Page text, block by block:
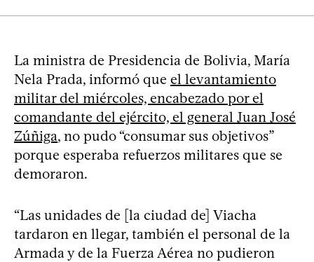
La ministra de Presidencia de Bolivia, María
Nela Prada, informó que el levantamiento
militar del miércoles, encabezado por el
comandante del ejército, el general Juan José
Zúñiga, no pudo “consumar sus objetivos”
porque esperaba refuerzos militares que se
demoraron.
“Las unidades de [la ciudad de] Viacha
tardaron en llegar, también el personal de la
Armada y de la Fuerza Aérea no pudieron